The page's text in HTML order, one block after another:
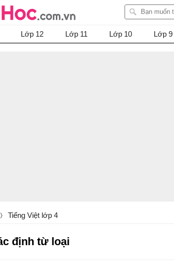
Lớp 12 Lớp 11 Lớp 10 Lớp 9
Tiếng Việt lớp 4
định từ loại